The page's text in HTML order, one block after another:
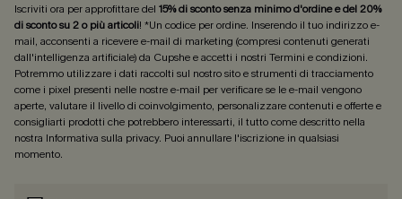
Iscriviti ora per approfittare del 15% di sconto senza minimo d'ordine e del 20%
di sconto su 2 o più articoli! *Un codice per ordine. Inserendo il tuo indirizzo e-
mail, acconsenti a ricevere e-mail di marketing (compresi contenuti generati
dall'intelligenza artificiale) da Cupshe e accetti i nostri Termini e condizioni.
Potremmo utilizzare i dati raccolti sul nostro sito e strumenti di tracciamento
come i pixel presenti nelle nostre e-mail per verificare se le e-mail vengono
aperte, valutare il livello di coinvolgimento, personalizzare contenuti e offerte e
consigliarti prodotti che potrebbero interessarti, il tutto come descritto nella
nostra Informativa sulla privacy. Puoi annullare l'iscrizione in qualsiasi
momento.